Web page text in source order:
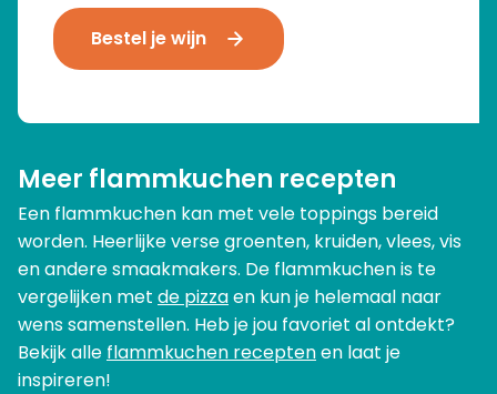
Bestel je wijn
Meer flammkuchen recepten
Een flammkuchen kan met vele toppings bereid
worden. Heerlijke verse groenten, kruiden, vlees, vis
en andere smaakmakers. De flammkuchen is te
vergelijken met de pizzaen kun je helemaal naar
wens samenstellen. Heb je jou favoriet al ontdekt?
Bekijk alle flammkuchen receptenen laat je
inspireren!